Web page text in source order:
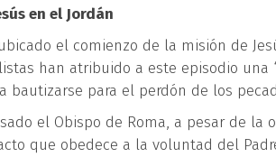
en el Jordán
el comienzo de la misión de
han atribuido a este episodio
bautizarse para el perdón de los
el Obispo de Roma, a pesar de la
que obedece a la voluntad del